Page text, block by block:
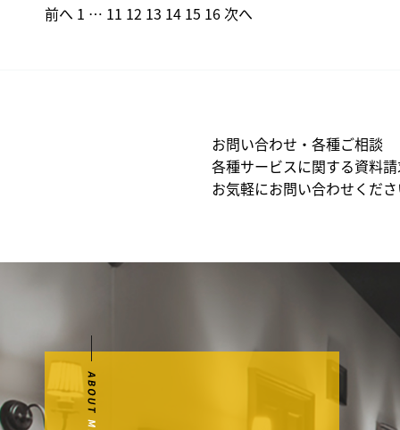
前へ 1 … 11 12 13 14 15 16次へ
お問い合わせ・各種ご相談
各種サービスに関する資料
お気軽にお問い合わせくだ